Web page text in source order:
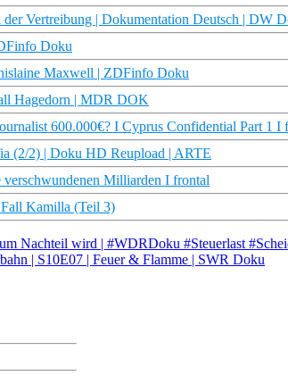
Vertreibung | Dokumentation Deutsch | DW
Doku
Maxwell | ZDFinfo Doku
Hagedorn | MDR DOK
600.000€? I Cyprus Confidential Part 1 I
(2/2) | Doku HD Reupload | ARTE
Milliarden I frontal
Kamilla (Teil 3)
Nachteil wird | #WDRDoku #Steuerlast
| S10E07 | Feuer & Flamme | SWR Doku